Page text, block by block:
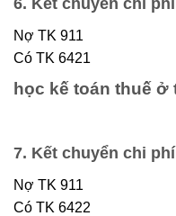
Nợ TK 911
Có TK 6421
học kế toán thuế ở
7. Kết chuyển chi
Nợ TK 911
Có TK 6422